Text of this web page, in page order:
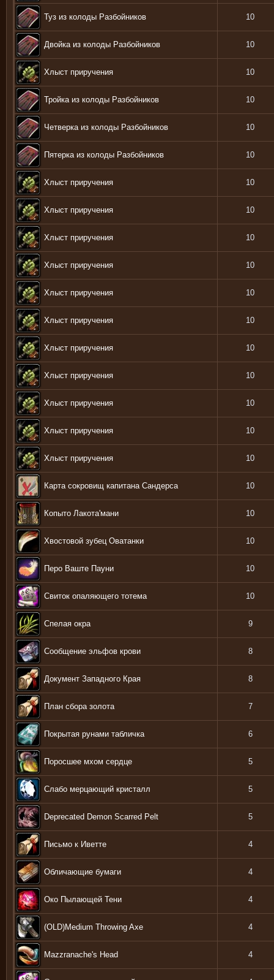
Туз из колоды Разбойников 10
Двойка из колоды Разбойников 10
Хлыст приручения 10
Тройка из колоды Разбойников 10
Четверка из колоды Разбойников 10
Пятерка из колоды Разбойников 10
Хлыст приручения 10
Хлыст приручения 10
Хлыст приручения 10
Хлыст приручения 10
Хлыст приручения 10
Хлыст приручения 10
Хлыст приручения 10
Хлыст приручения 10
Хлыст приручения 10
Хлыст приручения 10
Хлыст приручения 10
Карта сокровищ капитана Сандерса 10
Копыто Лакота'мани 10
Хвостовой зубец Оватанки 10
Перо Ваште Пауни 10
Свиток опаляющего тотема 10
Спелая окра 9
Сообщение эльфов крови 8
Документ Западного Края 8
План сбора золота 7
Покрытая рунами табличка 6
Поросшее мхом сердце 5
Слабо мерцающий кристалл 5
Deprecated Demon Scarred Pelt 5
Письмо к Иветте 4
Обличающие бумаги 4
Око Пылающей Тени 4
(OLD)Medium Throwing Axe 4
Mazzranache's Head 4